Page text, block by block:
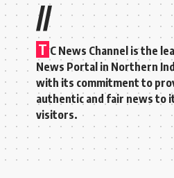
//
T C News Channel is the
News Portal in Northern
with its commitment to
authentic and fair news to
visitors.